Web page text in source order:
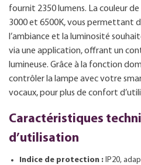
fournit 2350 lumens. La couleur
3000 et 6500K, vous permettant
l’ambiance et la luminosité
via une application, offrant un
lumineuse. Grâce à la fonction
contrôler la lampe avec votre
vocaux, pour plus de confort
Caractéristiques
d’utilisation
Indice de protection : IP20,